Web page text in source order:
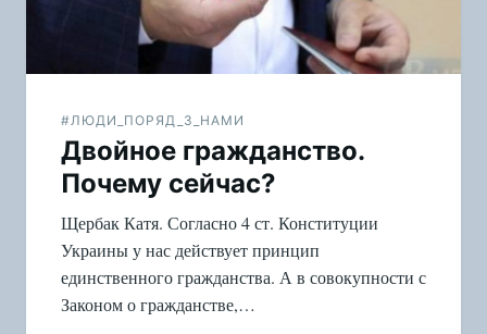
#ЛЮДИ_ПОРЯД_З_НАМИ
Двойное гражданство.
Почему сейчас?
Щербак Катя. Согласно 4 ст. Конституции
Украины у нас действует принцип
единственного гражданства. А в совокупности с
Законом о гражданстве,…